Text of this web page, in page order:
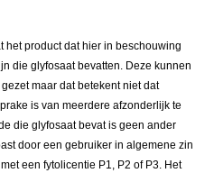
het product dat hier in beschouwing
die glyfosaat bevatten. Deze kunnen
maar dat betekent niet dat
is van meerdere afzonderlijk te
die glyfosaat bevat is geen ander
door een gebruiker in algemene zin
een fytolicentie P1, P2 of P3. Het